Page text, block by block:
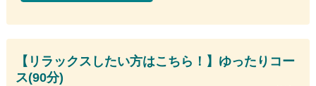
【リラックスしたい方はこちら！】ゆったりコー
ス(90分)